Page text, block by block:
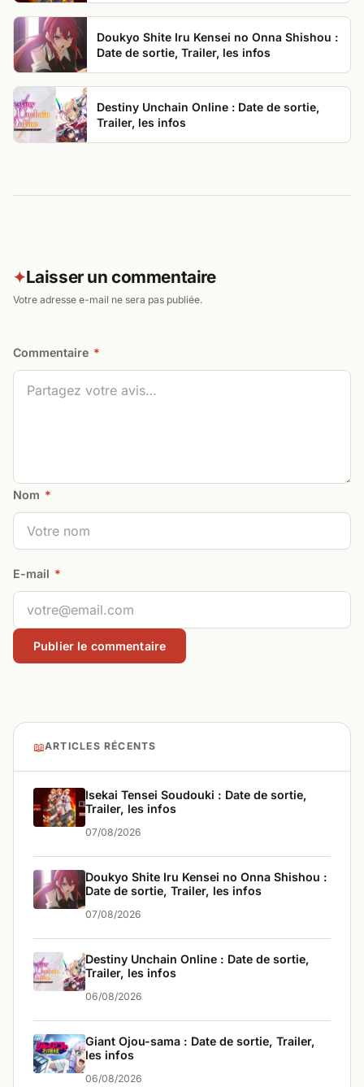
Doukyo Shite Iru Kensei no Onna Shishou :
Date de sortie, Trailer, les infos
Destiny Unchain Online : Date de sortie,
Trailer, les infos
✦Laisser un commentaire
Votre adresse e-mail ne sera pas publiée.
Commentaire *
Nom *
E-mail *
📖ARTICLES RÉCENTS
Isekai Tensei Soudouki : Date de sortie,
Trailer, les infos
07/08/2026
Doukyo Shite Iru Kensei no Onna Shishou :
Date de sortie, Trailer, les infos
07/08/2026
Destiny Unchain Online : Date de sortie,
Trailer, les infos
06/08/2026
Giant Ojou-sama : Date de sortie, Trailer,
les infos
06/08/2026